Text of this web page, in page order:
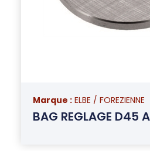
Marque : ELBE / FOREZIENNE
BAG REGLAGE D45